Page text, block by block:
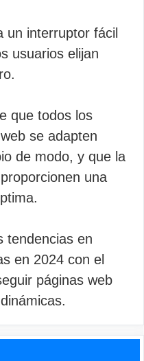
un interruptor fácil
usuarios elijan
que todos los
se adapten
de modo, y que la
una
tendencias en
en 2024 con el
páginas web